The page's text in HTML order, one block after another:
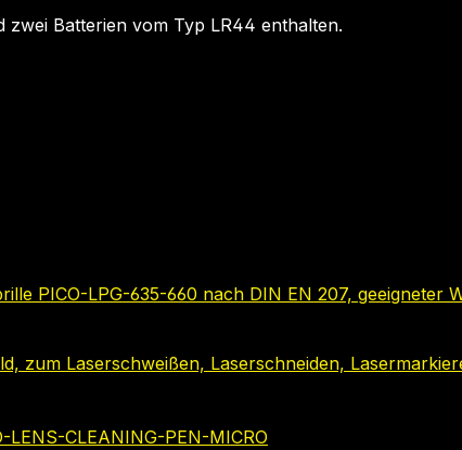
zwei Batterien vom Typ LR44 enthalten.
PICO-LPG-635-660 nach DIN EN 207,
zum Laserschweißen, Laserschneiden,
CLEANING-PEN-MICRO